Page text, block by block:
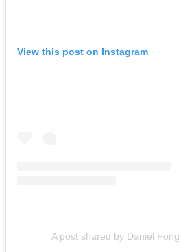
View this post on Instagram
A post shared by Daniel